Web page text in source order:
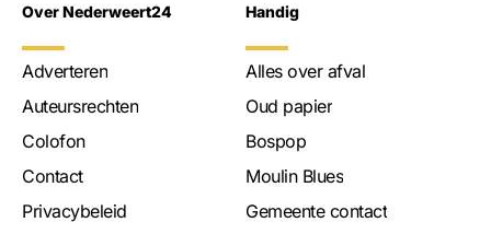
Over Nederweert24
Adverteren
Auteursrechten
Colofon
Contact
Privacybeleid
Handig
Alles over afval
Oud papier
Bospop
Moulin Blues
Gemeente contact